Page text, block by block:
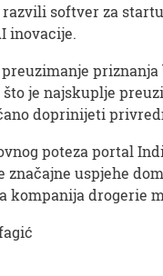
softver za
inovacije.
preuzimanje
je najskuplje
doprinijeti
poteza portal
značajne uspjehe
kompanija drogerie